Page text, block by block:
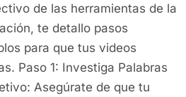
de las herramientas de la
te detallo pasos
para que tus videos
Paso 1: Investiga Palabras
Asegúrate de que tu